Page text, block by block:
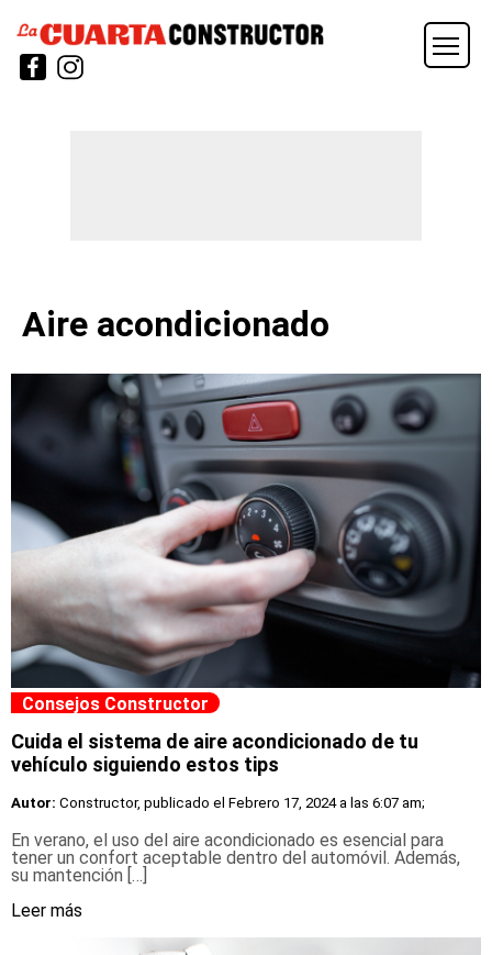
Aire acondicionado
Consejos Constructor
Cuida el sistema de aire acondicionado de tu
vehículo siguiendo estos tips
Autor: Constructor, publicado el Febrero 17, 2024 a las 6:07 am;
En verano, el uso del aire acondicionado es esencial para
tener un confort aceptable dentro del automóvil. Además,
su mantención […]
Leer más